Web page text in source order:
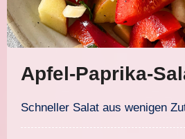
Apfel-Paprika-
Schneller Salat aus wenigen